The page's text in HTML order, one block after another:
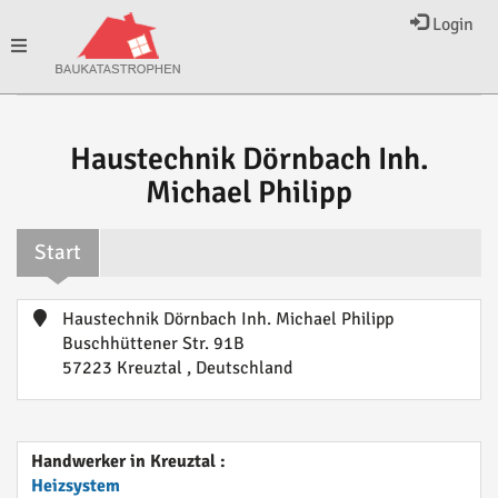
Login
Toggle
Haustechnik Dörnbach Inh.
Michael Philipp
Start
Haustechnik Dörnbach Inh. Michael Philipp
Buschhüttener Str. 91B
57223 Kreuztal , Deutschland
Handwerker in Kreuztal :
Heizsystem